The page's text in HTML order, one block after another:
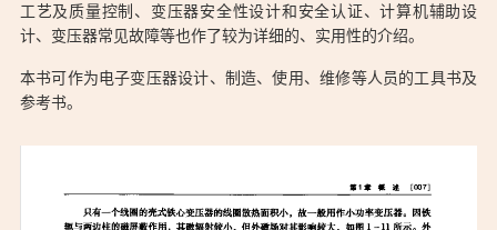
工艺及质量控制、变压器安全性设计和安全认证、计算机辅助设
计、变压器常见故障等也作了较为详细的、实用性的介绍。
本书可作为电子变压器设计、制造、使用、维修等人员的工具书及
参考书。